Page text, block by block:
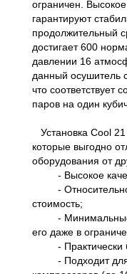
ограничен.
гарантируют
продолжительный
достигает 600
давлении 16
данный осушитель
что
паров на один
Установка Cool
которые выгодно
оборудования от
- Высокое
- Относительно
стоимость;
- Минимальные
его даже в
- Практически
- Подходит для